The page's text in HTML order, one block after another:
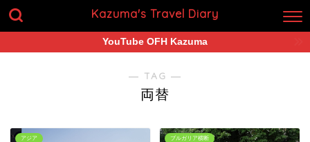
Kazuma's Travel Diary
YouTube OFH Kazuma
― TAG ―
両替
アジア ブルガリア横断